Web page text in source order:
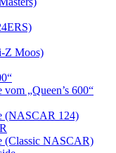
Z Moos)
vom „Queen’s 600“
(NASCAR 124)
(Classic NASCAR)